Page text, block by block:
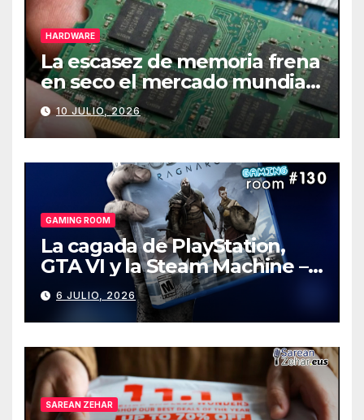
HARDWARE
La escasez de memoria frena
en seco el mercado mundial
de PCs
10 JULIO, 2026
GAMING ROOM
La cagada de PlayStation,
GTA VI y la Steam Machine –
Gaming Room #130
6 JULIO, 2026
SAREAN ZEHAR